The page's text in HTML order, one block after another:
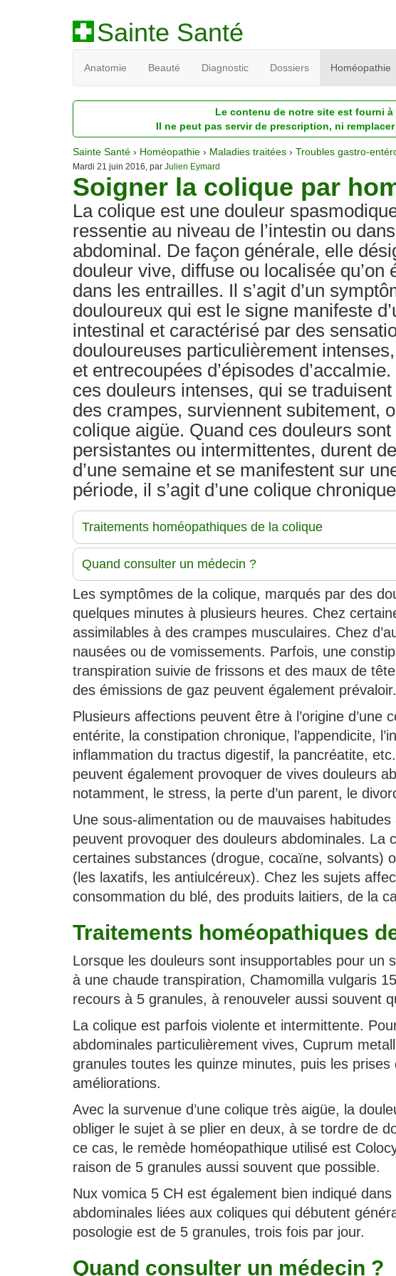
Sainte Santé
Anatomie Beauté Diagnostic Dossiers Homéopathie
Le contenu de notre site est fourni
Il ne peut pas servir de prescription, ni
Sainte Santé › Homéopathie › Maladies traitées › Troubles gastro-
Mardi 21 juin 2016, par Julien Eymard
Soigner la colique par
La colique est une douleur
ressentie au niveau de l’intestin ou
abdominal. De façon générale, elle
douleur vive, diffuse ou localisée qu’on
dans les entrailles. Il s’agit d’un
douloureux qui est le signe manifeste
intestinal et caractérisé par des
douloureuses particulièrement
et entrecoupées d’épisodes
ces douleurs intenses, qui se
des crampes, surviennent subitement,
colique aigüe. Quand ces douleurs sont
persistantes ou intermittentes, durent
d’une semaine et se manifestent sur
période, il s’agit d’une colique
Traitements homéopathiques de la colique
Quand consulter un médecin ?
Les symptômes de la colique, marqués par des
quelques minutes à plusieurs heures. Chez
assimilables à des crampes musculaires. Chez
nausées ou de vomissements. Parfois, une
transpiration suivie de frissons et des maux de
des émissions de gaz peuvent également prévaloir.
Plusieurs affections peuvent être à l’origine
entérite, la constipation chronique, l’appendicite,
inflammation du tractus digestif, la pancréatite,
peuvent également provoquer de vives douleurs
notamment, le stress, la perte d’un parent, le
Une sous-alimentation ou de mauvaises
peuvent provoquer des douleurs abdominales. La
certaines substances (drogue, cocaïne, solvants)
(les laxatifs, les antiulcéreux). Chez les sujets
consommation du blé, des produits laitiers, de la
Traitements homéopathiques
Lorsque les douleurs sont insupportables pour un
à une chaude transpiration, Chamomilla vulgaris
recours à 5 granules, à renouveler aussi souvent
La colique est parfois violente et intermittente.
abdominales particulièrement vives, Cuprum
granules toutes les quinze minutes, puis les
améliorations.
Avec la survenue d’une colique très aigüe, la
obliger le sujet à se plier en deux, à se tordre de
ce cas, le remède homéopathique utilisé est
raison de 5 granules aussi souvent que possible.
Nux vomica 5 CH est également bien indiqué
abdominales liées aux coliques qui débutent
posologie est de 5 granules, trois fois par jour.
Quand consulter un médecin ?